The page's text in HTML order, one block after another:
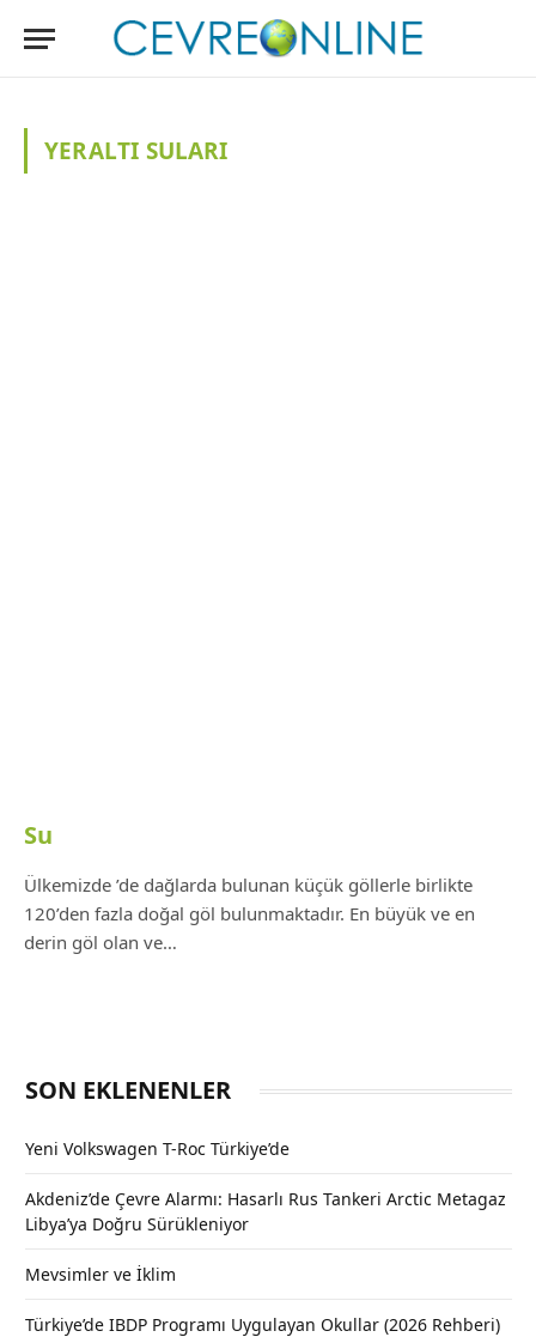
YERALTI SULARI
Su
Ülkemizde ’de dağlarda bulunan küçük göllerle birlikte
120’den fazla doğal göl bulunmaktadır. En büyük ve en
derin göl olan ve…
SON EKLENENLER
Yeni Volkswagen T-Roc Türkiye’de
Akdeniz’de Çevre Alarmı: Hasarlı Rus Tankeri Arctic Metagaz
Libya’ya Doğru Sürükleniyor
Mevsimler ve İklim
Türkiye’de IBDP Programı Uygulayan Okullar (2026 Rehberi)